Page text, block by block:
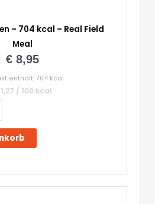
– 704 kcal – Real Field
Meal
€ 8,95
enthält: 704 kcal
1,27 / 100 kcal